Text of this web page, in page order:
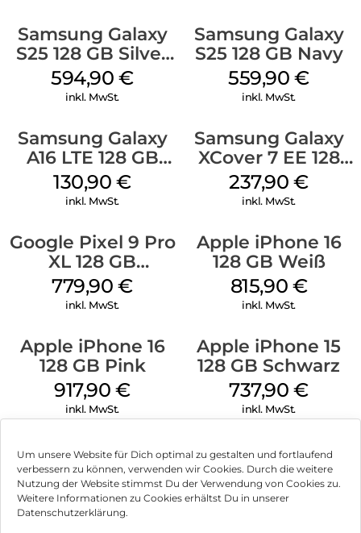
Um unsere Website für Dich optimal zu gestalten und fortlaufend
verbessern zu können, verwenden wir Cookies. Durch die weitere
Nutzung der Website stimmst Du der Verwendung von Cookies zu.
Weitere Informationen zu Cookies erhältst Du in unserer
Datenschutzerklärung.
Samsung Galaxy
S25 128 GB Silver
Shadow
594,90€
inkl. MwSt.
Samsung Galaxy
S25 128 GB Navy
559,90€
inkl. MwSt.
Samsung Galaxy
A16 LTE 128 GB
Black
130,90€
inkl. MwSt.
Samsung Galaxy
XCover 7 EE 128
GB Black
237,90€
inkl. MwSt.
Google Pixel 9 Pro
XL 128 GB
Obsidian
779,90€
inkl. MwSt.
Apple iPhone 16
128 GB Weiß
815,90 €
inkl. MwSt.
Apple iPhone 16
128 GB Pink
917,90€
inkl. MwSt.
Apple iPhone 15
128 GB Schwarz
737,90€
inkl. MwSt.
Impressum